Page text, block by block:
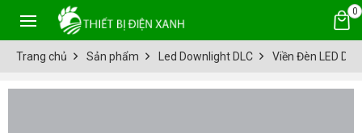
0
Trang chủ Sản phẩm Led Downlight DLC Viền Đèn LED